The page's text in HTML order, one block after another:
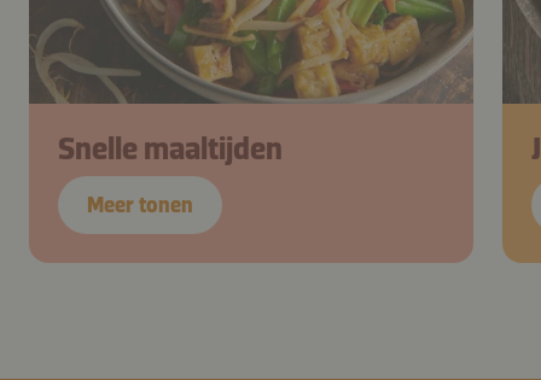
Snelle maaltijden
Meer tonen